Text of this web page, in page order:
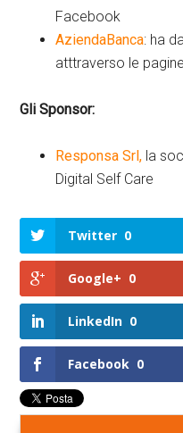
Facebook
AziendaBanca: ha
atttraverso le
Gli Sponsor:
Responsa Srl, la
Digital Self Care
Twitter 0
Google+ 0
LinkedIn 0
Facebook 0